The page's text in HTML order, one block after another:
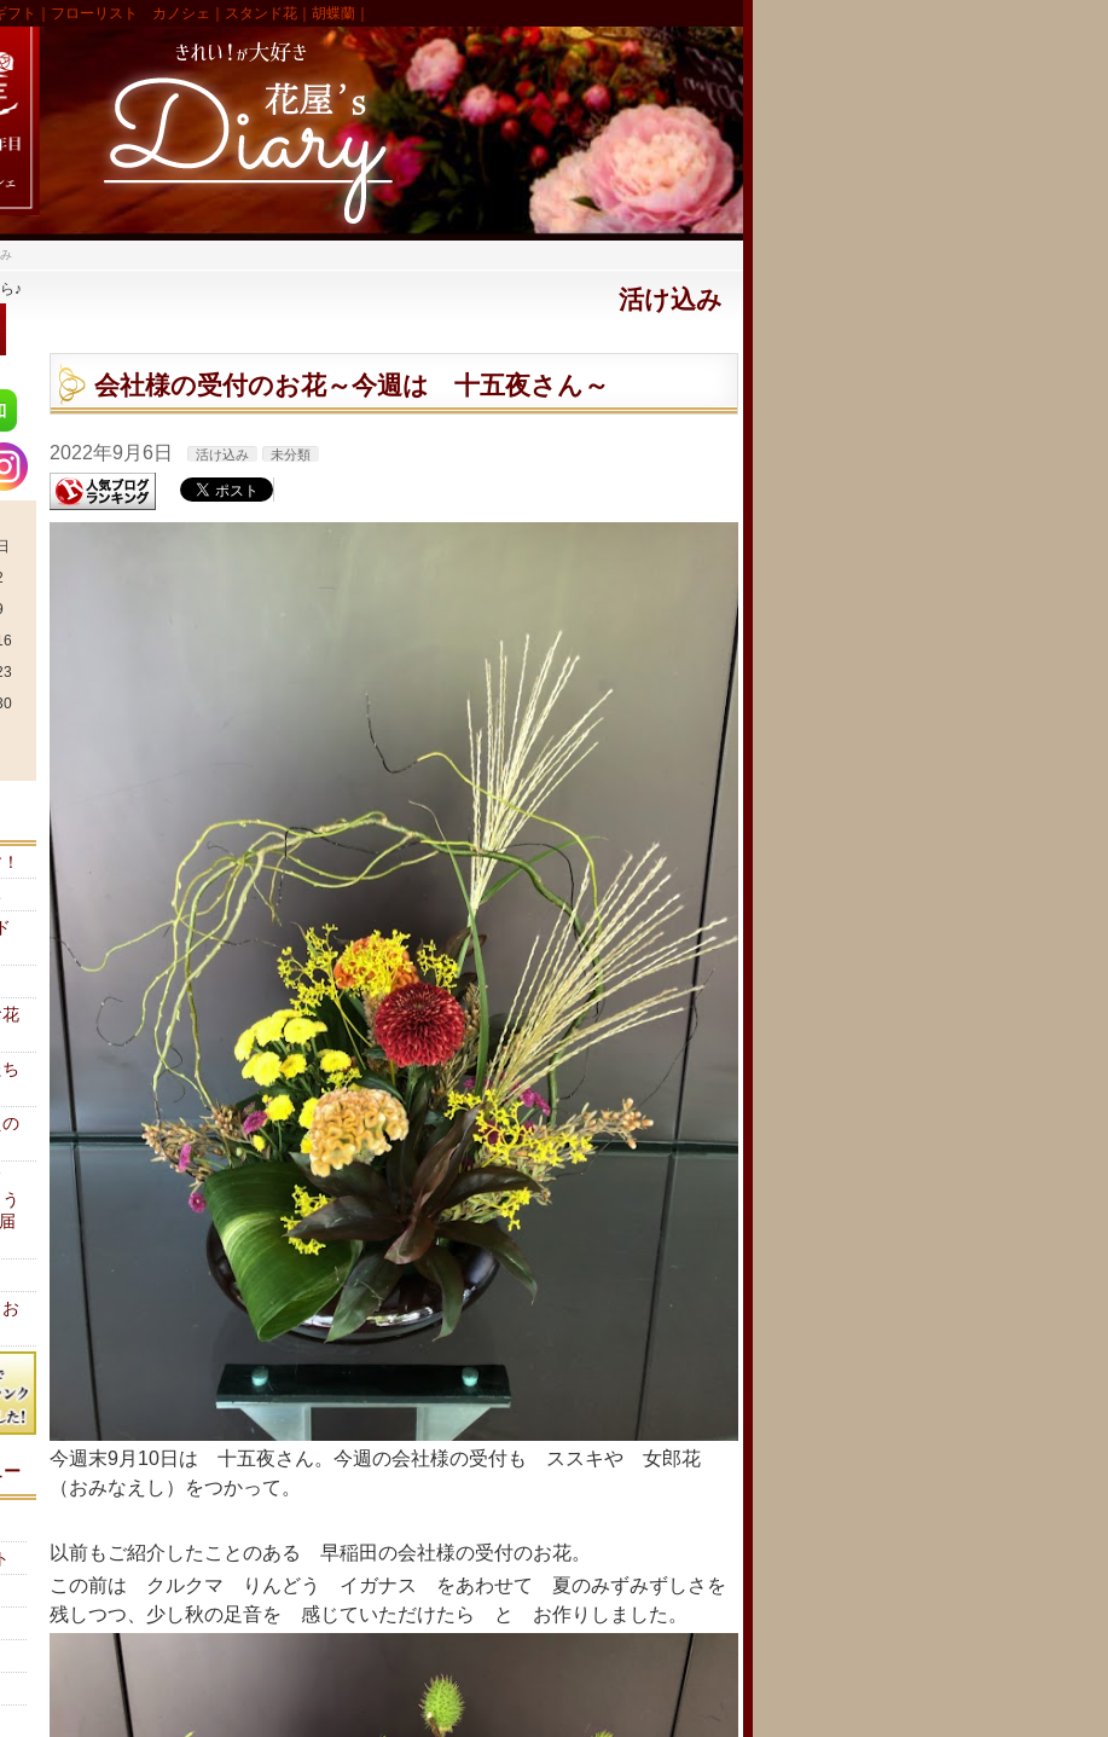
フト｜フローリスト カノシェ｜スタンド花｜胡蝶蘭｜
活け込み
会社様の受付のお花～今週は 十五夜さん～
2022年9月6日 活け込み 未分類
今週末9月10日は 十五夜さん。今週の会社様の受付も ススキや 女郎花
（おみなえし）をつかって。
以前もご紹介したことのある 早稲田の会社様の受付のお花。
この前は クルクマ りんどう イガナス をあわせて 夏のみずみずしさを
残しつつ、少し秋の足音を 感じていただけたら と お作りしました。
♪
ー